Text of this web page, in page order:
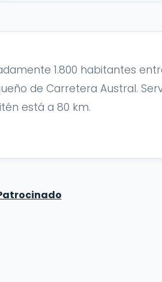
1.800 habitantes
de Carretera Austral.
está a 80 km.